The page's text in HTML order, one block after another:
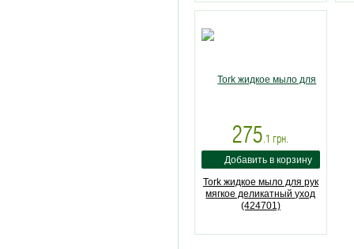
275 .1 грн.
Tork жидкое мыло для рук
мягкое деликатный уход
(424701)